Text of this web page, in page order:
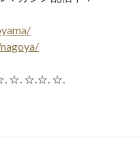
☆. ☆.☆. ☆.